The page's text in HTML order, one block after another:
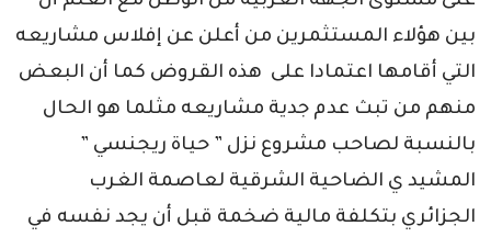
بين هؤلاء المستثمرين من أعلن عن إفلاس مشاريعه
التي أقامها اعتمادا على هذه القروض كما أن البعض
منهم من تبث عدم جدية مشاريعه مثلما هو الحال
بالنسبة لصاحب مشروع نزل ” حياة ريجنسي ”
المشيد ي الضاحية الشرقية لعاصمة الغرب
الجزائري بتكلفة مالية ضخمة قبل أن يجد نفسه في